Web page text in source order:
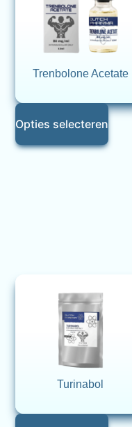
Trenbolone Acetate
Opties selecteren
Turinabol